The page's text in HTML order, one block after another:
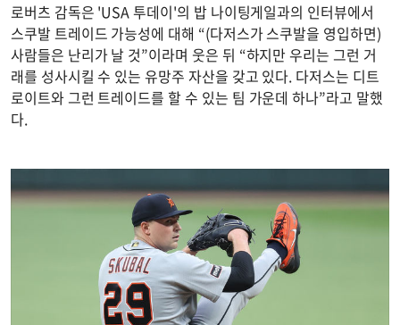
로버츠 감독은 'USA 투데이'의 밥 나이팅게일과의 인터뷰에서
스쿠발 트레이드 가능성에 대해 “(다저스가 스쿠발을 영입하면)
사람들은 난리가 날 것”이라며 웃은 뒤 “하지만 우리는 그런 거
래를 성사시킬 수 있는 유망주 자산을 갖고 있다. 다저스는 디트
로이트와 그런 트레이드를 할 수 있는 팀 가운데 하나”라고 말했
다.